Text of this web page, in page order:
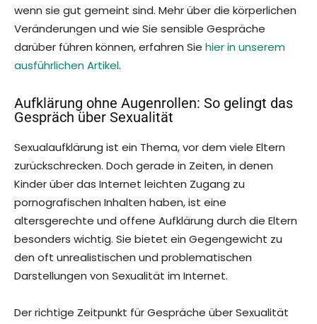
wenn sie gut gemeint sind. Mehr über die körperlichen
Veränderungen und wie Sie sensible Gespräche
darüber führen können, erfahren Sie hier in unserem
ausführlichen Artikel.
Aufklärung ohne Augenrollen: So gelingt das
Gespräch über Sexualität
Sexualaufklärung ist ein Thema, vor dem viele Eltern
zurückschrecken. Doch gerade in Zeiten, in denen
Kinder über das Internet leichten Zugang zu
pornografischen Inhalten haben, ist eine
altersgerechte und offene Aufklärung durch die Eltern
besonders wichtig. Sie bietet ein Gegengewicht zu
den oft unrealistischen und problematischen
Darstellungen von Sexualität im Internet.
Der richtige Zeitpunkt für Gespräche über Sexualität